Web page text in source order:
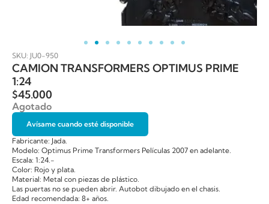
SKU: JU0-950
CAMION TRANSFORMERS OPTIMUS PRIME
1:24
$45.000
Agotado
Avísame cuando esté disponible
Fabricante: Jada.
Modelo: Optimus Prime Transformers Películas 2007 en adelante.
Escala: 1:24.-
Color: Rojo y plata.
Material: Metal con piezas de plástico.
Las puertas no se pueden abrir. Autobot dibujado en el chasis.
Edad recomendada: 8+ años.